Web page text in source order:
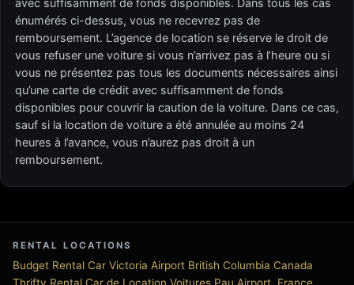
avec suffisamment de fonds disponibles. Dans tous les cas
énumérés ci-dessus, vous ne recevrez pas de
remboursement. L’agence de location se réserve le droit de
vous refuser une voiture si vous n’arrivez pas à l’heure ou si
vous ne présentez pas tous les documents nécessaires ainsi
qu’une carte de crédit avec suffisamment de fonds
disponibles pour couvrir la caution de la voiture. Dans ce cas,
sauf si la location de voiture a été annulée au moins 24
heures à l’avance, vous n’aurez pas droit à un
remboursement.
RENTAL LOCATIONS
Budget Rental Car Victoria Airport British Columbia Canada